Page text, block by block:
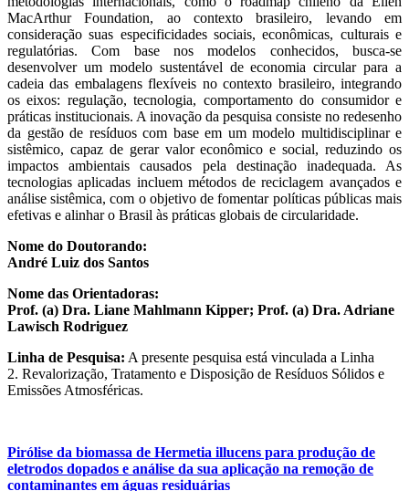
MacArthur Foundation, ao contexto brasileiro, levando em
consideração suas especificidades sociais, econômicas, culturais e
regulatórias. Com base nos modelos conhecidos, busca-se
desenvolver um modelo sustentável de economia circular para a
cadeia das embalagens flexíveis no contexto brasileiro, integrando
os eixos: regulação, tecnologia, comportamento do consumidor e
práticas institucionais. A inovação da pesquisa consiste no redesenho
da gestão de resíduos com base em um modelo multidisciplinar e
sistêmico, capaz de gerar valor econômico e social, reduzindo os
impactos ambientais causados pela destinação inadequada. As
tecnologias aplicadas incluem métodos de reciclagem avançados e
análise sistêmica, com o objetivo de fomentar políticas públicas mais
efetivas e alinhar o Brasil às práticas globais de circularidade.
Nome do Doutorando:
André Luiz dos Santos
Nome das Orientadoras:
Prof. (a) Dra. Liane Mahlmann Kipper; Prof. (a) Dra. Adriane
Lawisch Rodriguez
Linha de Pesquisa: A presente pesquisa está vinculada a Linha
2. Revalorização, Tratamento e Disposição de Resíduos Sólidos e
Emissões Atmosféricas.
Pirólise da biomassa de Hermetia illucens para produção de
eletrodos dopados e análise da sua aplicação na remoção de
contaminantes em águas residuárias